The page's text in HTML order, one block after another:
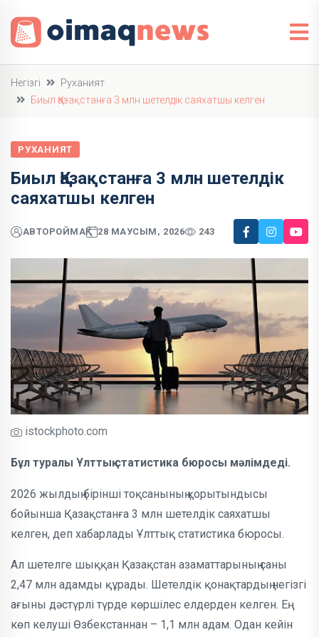
Негізгі
Руханият
Биыл Қазақстанға 3 млн шетелдік саяхатшы келген
РУХАНИЯТ
Биыл Қазақстанға 3 млн шетелдік
саяхатшы келген
АВТОРОЙМАҚ 28 МАУСЫМ, 2026 243
istockphoto.com
Бұл туралы Ұлттық статистика бюросы мәлімдеді.
2026 жылдың бірінші тоқсанының қорытындысы
бойынша Қазақстанға 3 млн шетелдік саяхатшы
келген, деп хабарлады Ұлттық статистика бюросы.
Ал шетелге шыққан Қазақстан азаматтарының саны
2,47 млн адамды құрады. Шетелдік қонақтардың негізгі
ағыны дәстүрлі түрде көршілес елдерден келген. Ең
көп келуші Өзбекстаннан – 1,1 млн адам. Одан кейін